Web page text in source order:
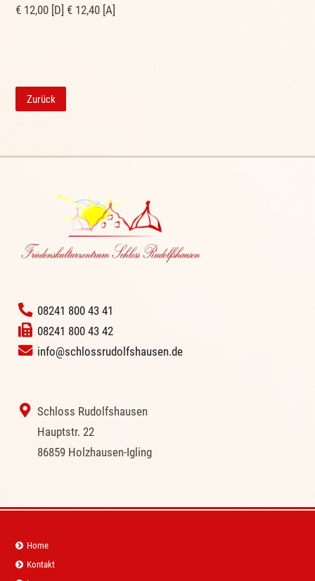
€ 12,00 [D] € 12,40 [A]
Zurück
08241 800 43 41
08241 800 43 42
info@schlossrudolfshausen.de
‭ Schloss Rudolfshausen
‭Hauptstr. 22
‭86859 Holzhausen-Igling
Navigation
überspringen
Home
Kontakt